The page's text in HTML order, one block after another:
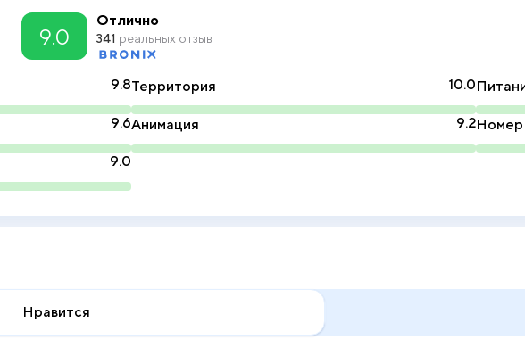
9.0
Отлично
341 реальных отзыв
9.8Территория 10.0
9.6Анимация 9.2Номер
9.0
Нравится